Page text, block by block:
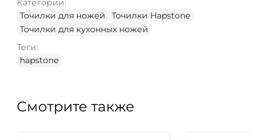
Категории:
Точилки для ножей
Точилки Hapstone
Точилки для кухонных ножей
Теги:
hapstone
Смотрите также